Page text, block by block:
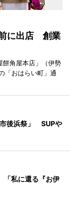
に出店 創業
餅角屋本店」（伊勢
「おはらい町」通
後浜祭」 SUPや
私に還る『お伊